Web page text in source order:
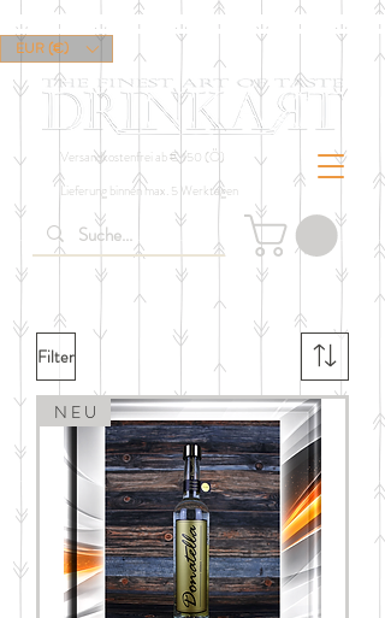
Versandkostenfrei ab € 150 (Ö)
Lieferung binnen max. 5 Werktagen
EUR (€)
Filter
N E U